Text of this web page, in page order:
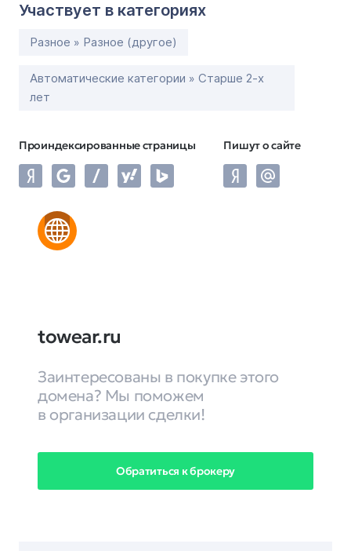
Участвует в категориях
Разное » Разное (другое)
Автоматические категории » Старше 2-х
лет
Проиндексированные страницы Пишут о сайте
towear.ru
Заинтересованы в покупке этого
домена? Мы поможем
в организации сделки!
Обратиться к брокеру